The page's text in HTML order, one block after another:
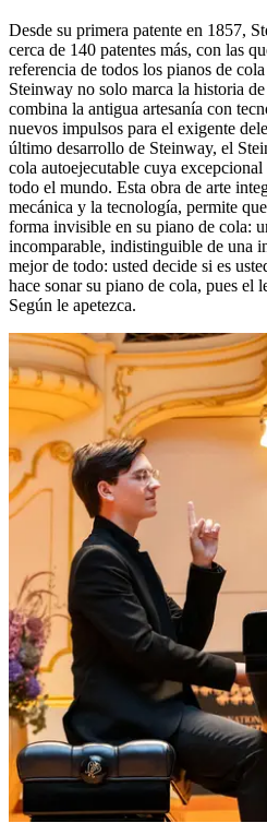
Desde su primera patente en 1857,
cerca de 140 patentes más, con las
referencia de todos los pianos de
Steinway no solo marca la historia
combina la antigua artesanía con
nuevos impulsos para el exigente
último desarrollo de Steinway, el
cola autoejecutable cuya
todo el mundo. Esta obra de arte
mecánica y la tecnología, permite
forma invisible en su piano de cola:
incomparable, indistinguible de una
mejor de todo: usted decide si es
hace sonar su piano de cola, pues el
Según le apetezca.